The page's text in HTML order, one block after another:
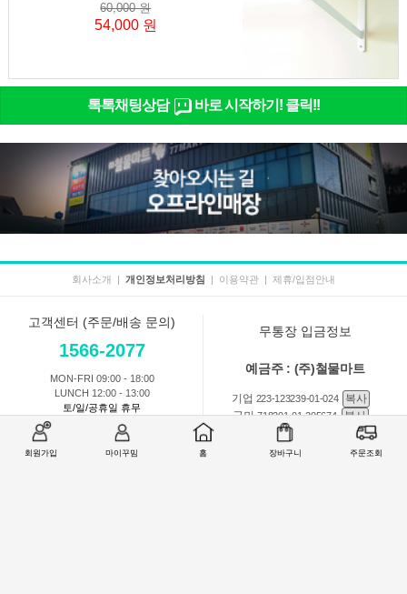
회원가입 마이꾸밈 홈 장바구니 주문조회
60,000 원
54,000 원
톡톡채팅상담 바로 시작하기! 클릭!!
회사소개 | 개인정보처리방침 | 이용약관 | 제휴/입점안내
고객센터 (주문/배송 문의)
1566-2077
MON-FRI 09:00 - 18:00
LUNCH 12:00 - 13:00
토/일/공휴일 휴무
무통장 입금정보
예금주 : (주)철물마트
기업 223-123239-01-024
복사
국민718201-01-205674
복사
301-0168-3882-11 복사